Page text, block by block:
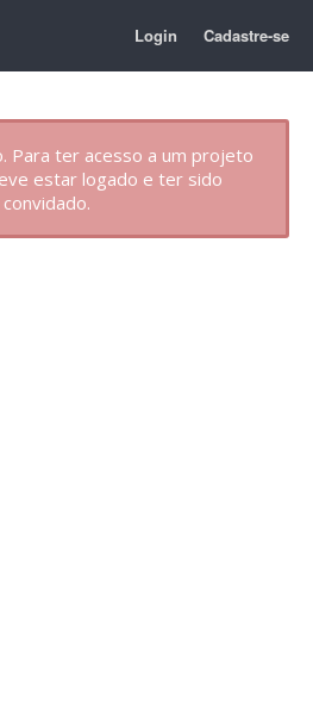
Login Cadastre-se
Para ter acesso a um projeto
estar logado e ter sido
convidado.